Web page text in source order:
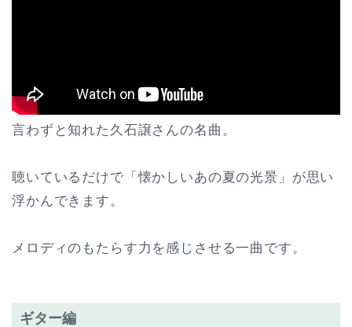
言わずと知れた久石譲さんの名曲。
聴いているだけで「懐かしいあの夏の光景」が思い
浮かんできます。
メロディのもたらす力を感じさせる一曲です。
ギター編